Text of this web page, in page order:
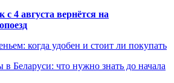
4 августа вернётся на
когда удобен и стоит ли покупать
в Беларуси: что нужно знать до начала